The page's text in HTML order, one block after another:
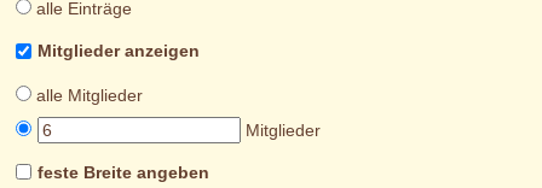
alle Einträge
Mitglieder anzeigen
alle Mitglieder
Mitglieder
feste Breite angeben